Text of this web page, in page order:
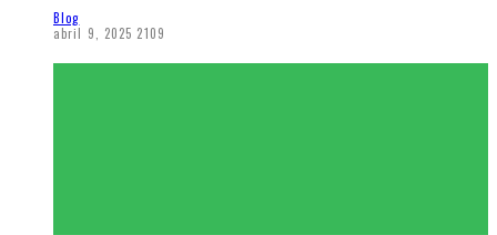
Blog
abril 9, 2025 2109